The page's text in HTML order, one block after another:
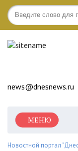
news@dnesnews.ru
МЕНЮ
Новостной портал